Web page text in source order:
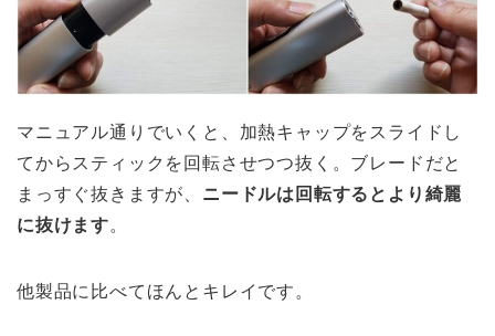
マニュアル通りでいくと、加熱キャップをスライドし
てからスティックを回転させつつ抜く。ブレードだと
まっすぐ抜きますが、 ニードルは回転するとより綺麗
に抜けます。
他製品に比べてほんとキレイです。